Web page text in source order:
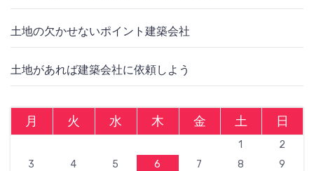
土地の欠かせないポイント建築会社
土地があれば建築会社に依頼しよう
月 火 水 木 金 土 日
1
2
3
4 5 6 7 8
9